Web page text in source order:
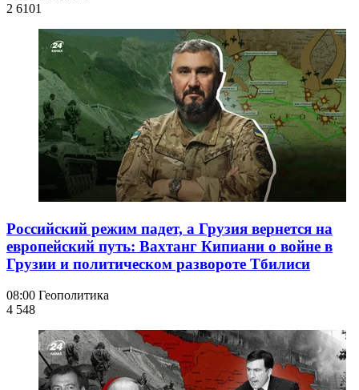
2 6101
Российский режим падет, а Грузия вернется на
европейский путь: Вахтанг Кипиани о войне в
Грузии и политическом развороте Тбилиси
08:00 Геополитика
4 548